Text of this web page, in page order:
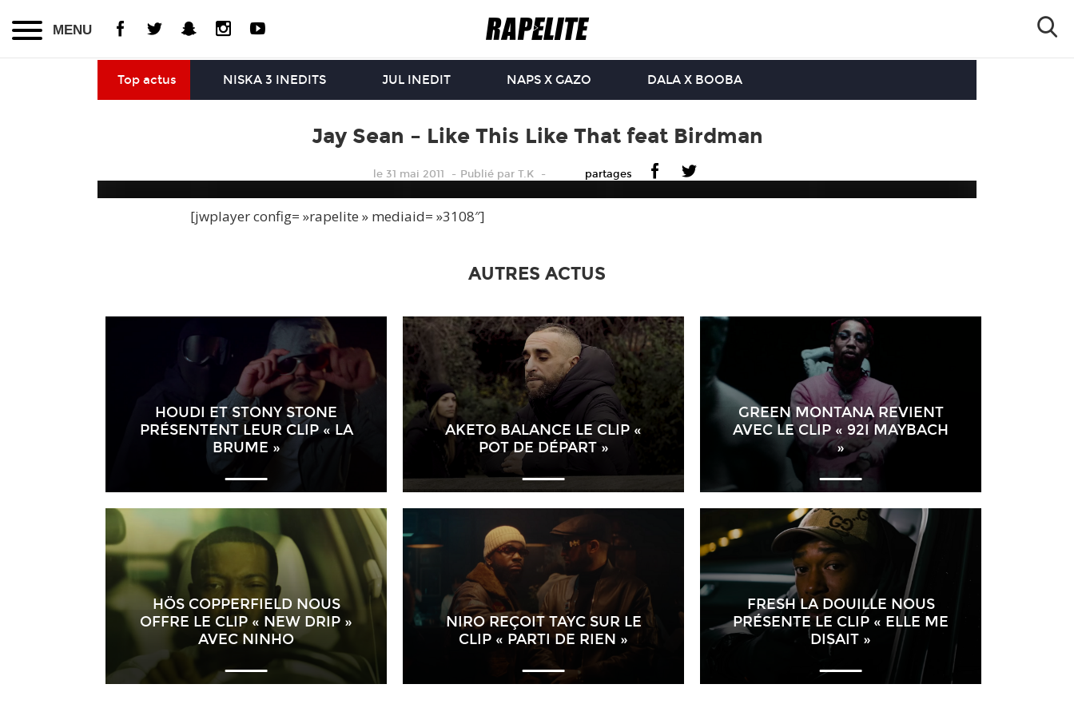
MENU
Top actus NISKA 3 INEDITS JUL INEDIT NAPS X GAZO DALA X BOOBA
Jay Sean – Like This Like That feat Birdman
le 31 mai 2011 Publié par T.K partages
[jwplayer config= »rapelite » mediaid= »3108″]
AUTRES ACTUS
HOUDI ET STONY STONE
PRÉSENTENT LEUR CLIP « LA
BRUME »
AKETO BALANCE LE CLIP «
POT DE DÉPART »
GREEN MONTANA REVIENT
AVEC LE CLIP « 92I MAYBACH
»
HÖS COPPERFIELD NOUS
OFFRE LE CLIP « NEW DRIP »
AVEC NINHO
NIRO REÇOIT TAYC SUR LE
CLIP « PARTI DE RIEN »
FRESH LA DOUILLE NOUS
PRÉSENTE LE CLIP « ELLE ME
DISAIT »